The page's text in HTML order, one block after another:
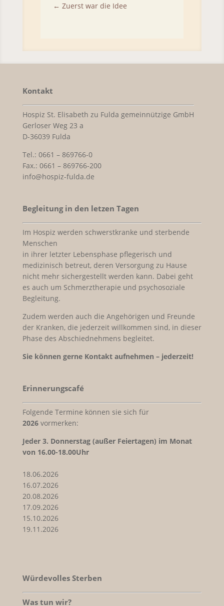
← Zuerst war die Idee
Kontakt
Hospiz St. Elisabeth zu Fulda gemeinnützige GmbH
Gerloser Weg 23 a
D-36039 Fulda
Tel.: 0661 – 869766-0
Fax.: 0661 – 869766-200
info@hospiz-fulda.de
Begleitung in den letzen Tagen
Im Hospiz werden schwerstkranke und sterbende
Menschen
in ihrer letzter Lebensphase pflegerisch und
medizinisch betreut, deren Versorgung zu Hause
nicht mehr sichergestellt werden kann. Dabei geht
es auch um Schmerztherapie und psychosoziale
Begleitung.
Zudem werden auch die Angehörigen und Freunde
der Kranken, die jederzeit willkommen sind, in dieser
Phase des Abschiednehmens begleitet.
Sie können gerne Kontakt aufnehmen – jederzeit!
Erinnerungscafé
Folgende Termine können sie sich für
2026vormerken:
Jeder 3. Donnerstag (außer Feiertagen) im Monat
von 16.00-18.00Uhr
18.06.2026
16.07.2026
20.08.2026
17.09.2026
15.10.2026
19.11.2026
Würdevolles Sterben
Was tun wir?